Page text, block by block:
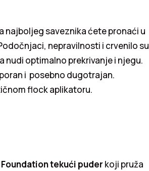
najboljeg saveznika ćete pronaći u
nepravilnosti i crvenilo su
nudi optimalno prekrivanje i njegu.
i posebno dugotrajan.
flock aplikatoru.
tekući puder koji pruža